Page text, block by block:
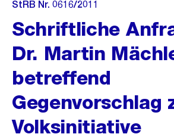
StRB Nr. 0616/2011
Schriftliche
Dr. Martin
betreffend
Gegenvorschlag
Volksinitiative